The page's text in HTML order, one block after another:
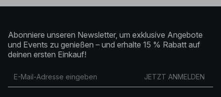
Abonniere unseren Newsletter, um exklusive Angebote
und Events zu genießen – und erhalte 15 % Rabatt auf
deinen ersten Einkauf!
JETZT ANMELDEN